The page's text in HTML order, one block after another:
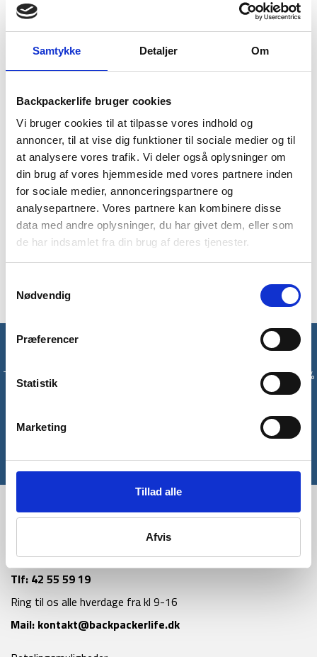
Samtykke Detaljer Om
Backpackerlife bruger cookies
Vi bruger cookies til at tilpasse vores indhold og
annoncer, til at vise dig funktioner til sociale medier og til
at analysere vores trafik. Vi deler også oplysninger om
din brug af vores hjemmeside med vores partnere inden
for sociale medier, annonceringspartnere og
analysepartnere. Vores partnere kan kombinere disse
data med andre oplysninger, du har givet dem, eller som
de har indsamlet fra din brug af deres tjenester.
Nødvendig
Præferencer
Statistik
Marketing
Tillad alle
Afvis
levering
499 kr
100 dages
returret
BESKRIVELSE
YDERLIGERE INFORMATION
BRAND
FAQ
Denne drikkeflaske fra engelske Trespass i modellen Slurp er
lavet i aluminium. Drikkeflasken har et fedt blåt design.
Drikkeflasken har en kapacitet på 1 liter.
Tilmeld dig vores nyhedsbrev og modtag med det samme en 10%
*Gælder ikke allerede nedsatte varer
Tlf: 42 55 59 19
Ring til os alle hverdage fra kl 9-16
Mail: kontakt@backpackerlife.dk